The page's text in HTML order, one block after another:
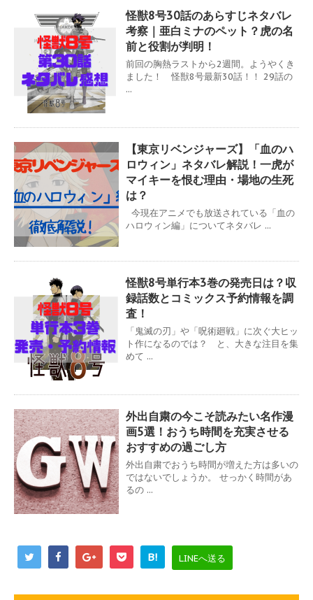
怪獣8号30話のあらすじネタバレ
考察｜亜白ミナのペット？虎の名
前と役割が判明！
前回の胸熱ラストから2週間。ようやくき
ました！ 怪獣8号最新30話！！ 29話の
...
【東京リベンジャーズ】「血のハ
ロウィン」ネタバレ解説！一虎が
マイキーを恨む理由・場地の生死
は？
今現在アニメでも放送されている「血の
ハロウィン編」についてネタバレ ...
怪獣8号単行本3巻の発売日は？収
録話数とコミックス予約情報を調
査！
「鬼滅の刃」や「呪術廻戦」に次ぐ大ヒッ
ト作になるのでは？ と、大きな注目を集
めて ...
外出自粛の今こそ読みたい名作漫
画5選！おうち時間を充実させる
おすすめの過ごし方
外出自粛でおうち時間が増えた方は多いの
ではないでしょうか。 せっかく時間があ
るの ...
B! LINEへ送る